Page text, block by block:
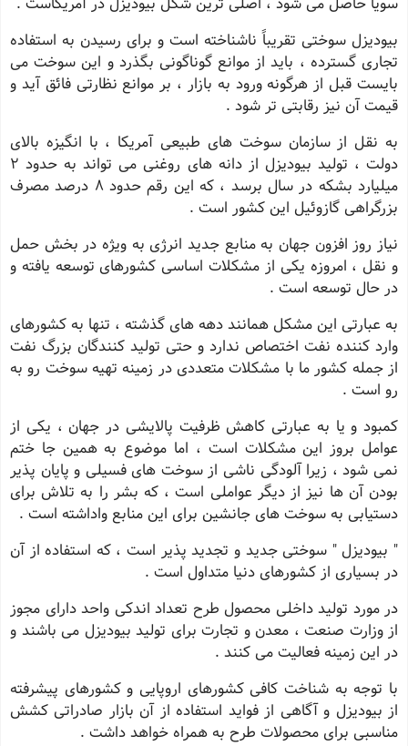
بیودیزل سوختی تقریباً ناشناخته است و برای رسیدن به استفاده
تجاری گسترده ، باید از موانع گوناگونی بگذرد و این سوخت می
بایست قبل از هرگونه ورود به بازار ، بر موانع نظارتی فائق آید و
قیمت آن نیز رقابتی تر شود .
به نقل از سازمان سوخت های طبیعی آمریکا ، با انگیزه بالای
دولت ، تولید بیودیزل از دانه های روغنی می تواند به حدود 2
میلیارد بشکه در سال برسد ، که این رقم حدود 8 درصد مصرف
بزرگراهی گازوئیل این کشور است .
نیاز روز افزون جهان به منابع جدید انرژی به ویژه در بخش حمل
و نقل ، امروزه یکی از مشکلات اساسی کشورهای توسعه یافته و
در حال توسعه است .
به عبارتی این مشکل همانند دهه های گذشته ، تنها به کشورهای
وارد کننده نفت اختصاص ندارد و حتی تولید کنندگان بزرگ نفت
از جمله کشور ما با مشکلات متعددی در زمینه تهیه سوخت رو به
رو است .
کمبود و یا به عبارتی کاهش ظرفیت پالایشی در جهان ، یکی از
عوامل بروز این مشکلات است ، اما موضوع به همین جا ختم
نمی شود ، زیرا آلودگی ناشی از سوخت های فسیلی و پایان پذیر
بودن آن ها نیز از دیگر عواملی است ، که بشر را به تلاش برای
دستیابی به سوخت های جانشین برای این منابع واداشته است .
" بیودیزل " سوختی جدید و تجدید پذیر است ، که استفاده از آن
در بسیاری از کشورهای دنیا متداول است .
در مورد تولید داخلی محصول طرح تعداد اندکی واحد دارای مجوز
از وزارت صنعت ، معدن و تجارت برای تولید بیودیزل می باشند و
در این زمینه فعالیت می کنند .
با توجه به شناخت کافی کشورهای اروپایی و کشورهای پیشرفته
از بیودیزل و آگاهی از فواید استفاده از آن بازار صادراتی کشش
مناسبی برای محصولات طرح به همراه خواهد داشت .